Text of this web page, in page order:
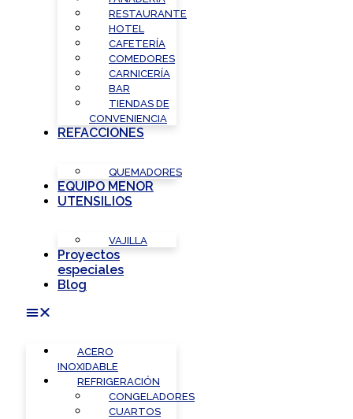
RESTAURANTE
HOTEL
CAFETERÍA
COMEDORES
CARNICERÍA
BAR
TIENDAS DE
CONVENIENCIA
REFACCIONES
QUEMADORES
EQUIPO MENOR
UTENSILIOS
VAJILLA
Proyectos
especiales
Blog
ACERO
INOXIDABLE
REFRIGERACIÓN
CONGELADORES
CUARTOS